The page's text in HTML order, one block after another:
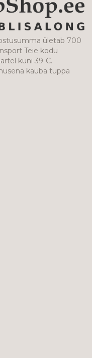
ületab 700
Teie kodu
kuni 39 €.
kauba tuppa